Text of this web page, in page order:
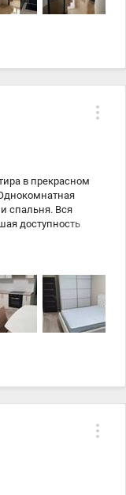
в прекрасном
спальня. Вся
доступность